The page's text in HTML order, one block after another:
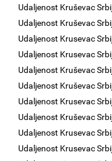
Udaljenost Kruševac
Udaljenost Kruševac
Udaljenost Krusevac
Udaljenost Krusevac
Udaljenost Kruševac
Udaljenost Kruševac
Udaljenost Krusevac
Udaljenost Kruševac
Udaljenost Krusevac
Udaljenost Krusevac